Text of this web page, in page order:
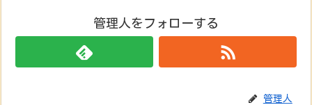
管理人をフォローする
管理人